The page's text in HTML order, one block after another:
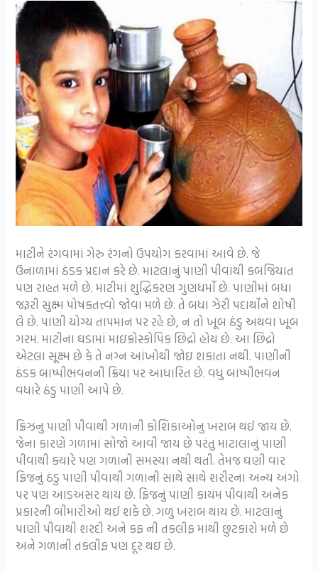
માટીને રંગવામાં ગેરુ રંગનો ઉપયોગ કરવામાં આવે છે. જે
ઉનાળામાં ઠંડક પ્રદાન કરે છે. માટલાનું પાણી પીવાથી કબજિયાત
પણ રાહત મળે છે. માટીમાં શુદ્ધિકરણ ગુણધર્મો છે. પાણીમાં બધા
જરૂરી સુક્ષ્મ પોષકતત્ત્વો જોવા મળે છે. તે બધા ઝેરી પદાર્થોને શોષી
લે છે. પાણી યોગ્ય તાપમાન પર રહે છે, ન તો ખૂબ ઠંડુ અથવા ખૂબ
ગરમ. માટીના ઘડામાં માઇક્રોસ્કોપિક છિદ્રો હોય છે. આ છિદ્રો
એટલા સૂક્ષ્મ છે કે તે નગ્ન આંખોથી જોઇ શકાતા નથી. પાણીની
ઠંડક બાષ્પીભવનની ક્રિયા પર આધારિત છે. વધુ બાષ્પીભવન
વધારે ઠંડુ પાણી આપે છે.
ફ્રિઝનુ પાણી પીવાથી ગળાની કોશિકાઓનુ ખરાબ થઈ જાય છે.
જેના કારણે ગળામાં સોજો આવી જાય છે પરંતુ માટાલાનું પાણી
પીવાથી ક્યારે પણ ગળાની સમસ્યા નથી થતી. તેમજ ઘણી વાર
ફ્રિજનું ઠંડુ પાણી પીવાથી ગળાની સાથે સાથે શરીરના અન્ય અંગો
પર પણ આડઅસર થાય છે. ફ્રિજનું પાણી કાયમ પીવાથી અનેક
પ્રકારની બીમારીઓ થઈ શકે છે. ગળું ખરાબ થાય છે. માટલાનું
પાણી પીવાથી શરદી અને કફ ની તકલીફ માંથી છુટકારો મળે છે
અને ગળાની તકલીફ પણ દૂર થઇ છે.